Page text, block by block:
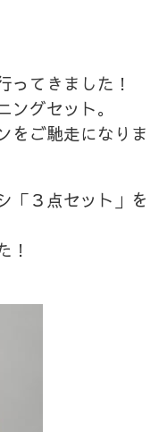
ってきました！
グセット。
をご馳走になりま
「３点セット」を
！